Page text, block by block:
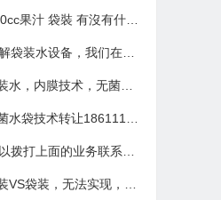
汁 袋裝 有沒有什麼機型適合
装水设备，我们在筹建一个水厂
技术，无菌密封，袋装水的新纪元，亿万家庭的无菌桶装水，18611176680
水袋技术转让18611176680
上面的业务联系电话，联系该厂家！
装，无法实现，为何不桶装+袋装，颠覆桶装密封硬伤